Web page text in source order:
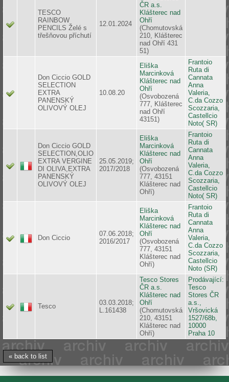
TESCO
RAINBOW
PENCILS Želé s
třešňovou příchutí
12.01.2024
ČR a.s.
Klášterec nad
Ohří
(Chomutovská
210, Klášterec
nad Ohří 431
51)
Don Ciccio GOLD
SELECTION
EXTRA
PANENSKÝ
OLIVOVÝ OLEJ
10.08.20
Eliška
Marcinková
Klášterec nad
Ohří
(Osvobozená
777, Klášterec
nad Ohří
43151)
Frantoio
Ruta di
Cannata
Anna
Valeria,
C.da Cozzo
Scozzaria,
Castellcio
Noto( SR)
Don Ciccio GOLD
SELECTION,OLIO
EXTRA VERGINE
DI OLIVA,EXTRA
PANENSKÝ
OLIVOVÝ OLEJ
25.05.2019;
2017/2018
Eliška
Marcinková
Klášterec nad
Ohří
(Osvobozená
777, 43151
Klášterec nad
Ohří)
Frantoio
Ruta di
Cannata
Anna
Valeria,
C.da Cozzo
Scozzaria,
Castellcio
Noto( SR)
Don Ciccio
07.06.2018;
2016/2017
Eliška
Marcinková
Klášterec nad
Ohří
(Osvobozená
777, 43151
Klášterec nad
Ohří)
Frantoio
Ruta di
Cannata
Anna
Valeria,
C.da Cozzo
Scozzaria,
Castellcio
Noto (SR)
Tesco
03.03.2018;
L.161438
Tesco Stores
ČR a.s.
Klášterec nad
Ohří
(Chomutovská
210, 43151
Klášterec nad
Ohří)
Prodávající:
Tesco
Stores ČR
a.s.,
Vršovická
1527/68b,
10000
Praha 10
« back to list